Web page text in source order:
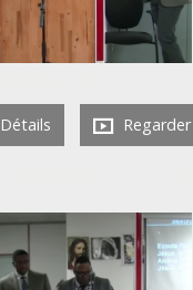
Détails Regarder